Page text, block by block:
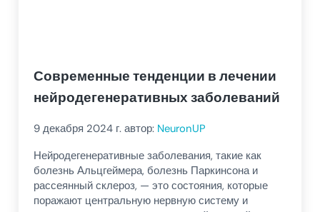
Современные тенденции в лечении
нейродегенеративных заболеваний
9 декабря 2024 г. автор: NeuronUP
Нейродегенеративные заболевания, такие как
болезнь Альцгеймера, болезнь Паркинсона и
рассеянный склероз, — это состояния, которые
поражают центральную нервную систему и